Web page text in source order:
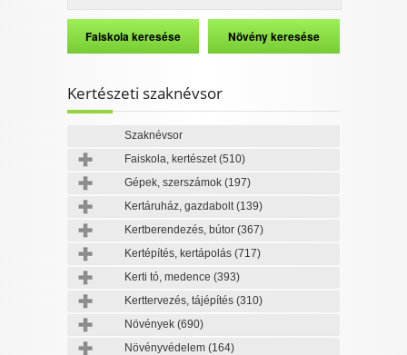
Kertészeti szaknévsor
Szaknévsor
Faiskola, kertészet(510)
Gépek, szerszámok (197)
Kertáruház, gazdabolt(139)
Kertberendezés, bútor (367)
Kertépítés, kertápolás (717)
Kerti tó, medence (393)
Kerttervezés, tájépítés (310)
Növények (690)
Növényvédelem (164)